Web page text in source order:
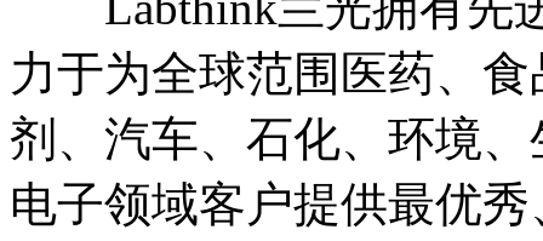
力于为全球范围医药、
剂、汽车、石化、环境
电子领域客户提供最优